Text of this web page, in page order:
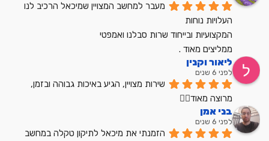
מעבר למחשב המצויין שמיכאל הרכיב לנו
העלויות נוחות
המקצועיות ובייחוד שרות סבלנו ואמפטי
ממליצים מאוד .
ליאור וקנין
לפני 6 שנים
מרוצה מאוד👍🏼
בני אמן
לפני 6 שנים